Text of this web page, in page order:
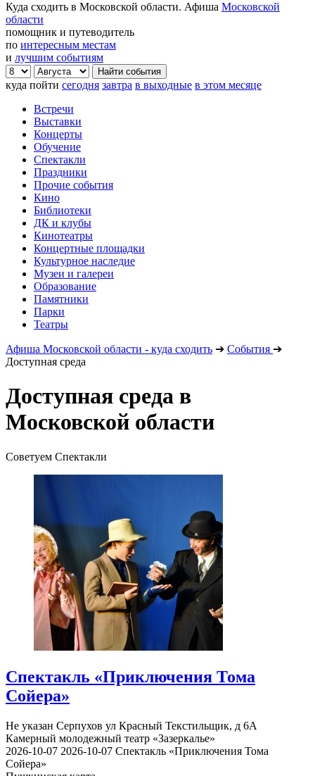
Куда сходить в Московской области. Афиша Московской
области
помощник и путеводитель
по интересным местам
и лучшим событиям
куда пойти сегодня завтра в выходные в этом месяце
Встречи
Выставки
Концерты
Обучение
Спектакли
Праздники
Прочие события
Кино
Библиотеки
ДК и клубы
Кинотеатры
Концертные площадки
Культурное наследие
Музеи и галереи
Образование
Памятники
Парки
Театры
Афиша Московской области - куда сходить ➔ События ➔
Доступная среда
Доступная среда в
Московской области
Советуем Спектакли
Спектакль «Приключения Тома
Сойера»
Не указан Серпухов ул Красный Текстильщик, д 6А
Камерный молодежный театр «Зазеркалье»
2026-10-07 2026-10-07 Спектакль «Приключения Тома
Сойера»